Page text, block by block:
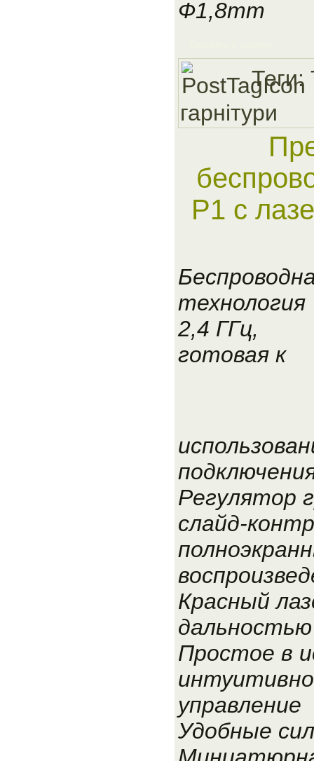
Ф1,8mm
Теги:
гарнiтури
P1 с
технология
2,4 ГГц,
готовая к
Регулятор
слайд-
Красный
Простое в
управление
Удобные